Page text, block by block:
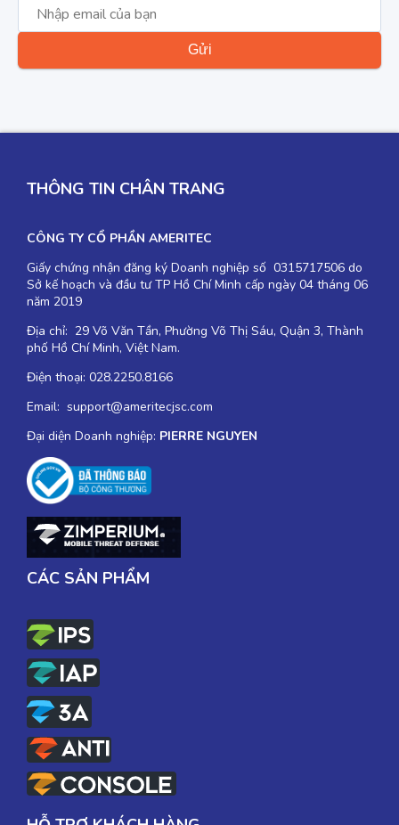
THÔNG TIN CHÂN TRANG
CÔNG TY CỔ PHẦN AMERITEC
Giấy chứng nhận đăng ký Doanh nghiệp số 0315717506 do
Sở kế hoạch và đầu tư TP Hồ Chí Minh cấp ngày 04 tháng 06
năm 2019
Địa chỉ: 29 Võ Văn Tần, Phường Võ Thị Sáu, Quận 3, Thành
phố Hồ Chí Minh, Việt Nam.
Điện thoại: 028.2250.8166
Email: support@ameritecjsc.com
Đại diện Doanh nghiệp: PIERRE NGUYEN
CÁC SẢN PHẨM